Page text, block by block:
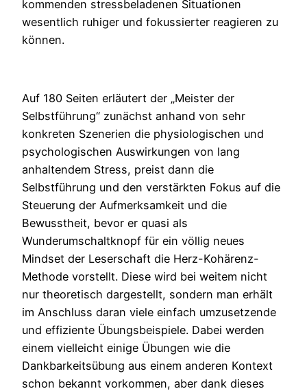
kommenden stressbeladenen Situationen
wesentlich ruhiger und fokussierter reagieren zu
können.
Auf 180 Seiten erläutert der „Meister der
Selbstführung“ zunächst anhand von sehr
konkreten Szenerien die physiologischen und
psychologischen Auswirkungen von lang
anhaltendem Stress, preist dann die
Selbstführung und den verstärkten Fokus auf die
Steuerung der Aufmerksamkeit und die
Bewusstheit, bevor er quasi als
Wunderumschaltknopf für ein völlig neues
Mindset der Leserschaft die Herz-Kohärenz-
Methode vorstellt. Diese wird bei weitem nicht
nur theoretisch dargestellt, sondern man erhält
im Anschluss daran viele einfach umzusetzende
und effiziente Übungsbeispiele. Dabei werden
einem vielleicht einige Übungen wie die
Dankbarkeitsübung aus einem anderen Kontext
schon bekannt vorkommen, aber dank dieses